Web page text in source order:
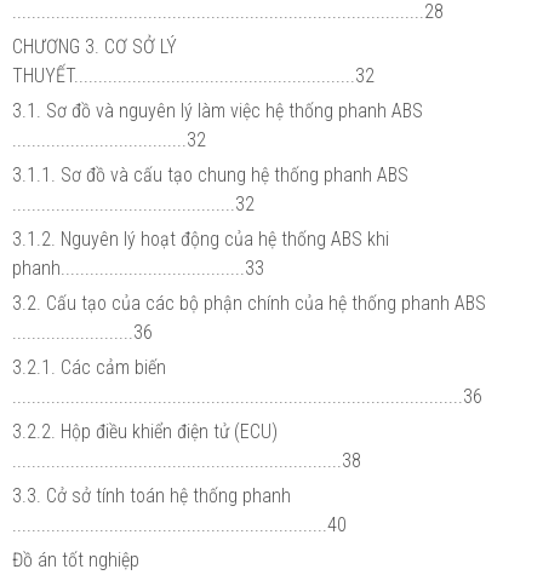
.....................................................................................28
CHƯƠNG 3. CƠ SỞ LÝ
THUYẾT..........................................................32
3.1. Sơ đồ và nguyên lý làm việc hệ thống phanh ABS
....................................32
3.1.1. Sơ đồ và cấu tạo chung hệ thống phanh ABS
..............................................32
3.1.2. Nguyên lý hoạt động của hệ thống ABS khi
phanh......................................33
3.2. Cấu tạo của các bộ phận chính của hệ thống phanh ABS
.........................36
3.2.1. Các cảm biến
.............................................................................................36
3.2.2. Hộp điều khiển điện tử (ECU)
....................................................................38
3.3. Cở sở tính toán hệ thống phanh
.................................................................40
Đồ án tốt nghiệp